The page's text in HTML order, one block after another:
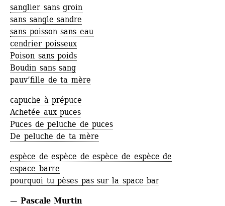
sanglier sans groin
sans sangle sandre
sans poisson sans eau
cendrier poisseux
Poison sans poids
Boudin sans sang
pauv’fille de ta mère
capuche à prépuce
Achetée aux puces
Puces de peluche de puces
De peluche de ta mère
espèce de espèce de espèce de espèce de
espace barre
pourquoi tu pèses pas sur la space bar
— Pascale Murtin